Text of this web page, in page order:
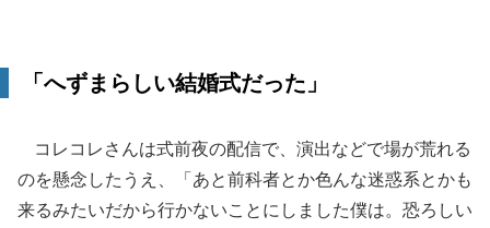
「へずまらしい結婚式だった」
コレコレさんは式前夜の配信で、演出などで場が荒れる
のを懸念したうえ、「あと前科者とか色んな迷惑系とかも
来るみたいだから行かないことにしました僕は。恐ろしい